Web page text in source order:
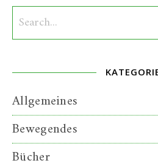
Allgemeines
Bewegendes
Bücher